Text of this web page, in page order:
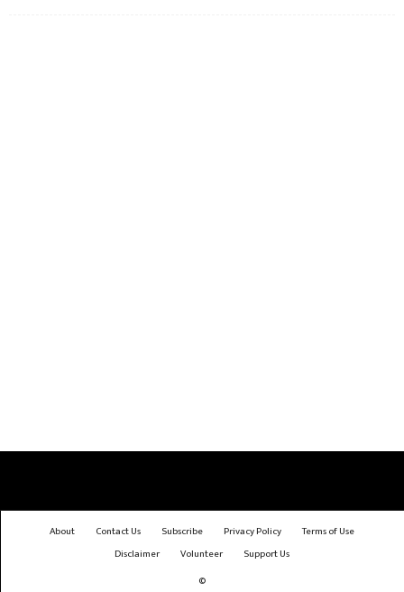
About Contact Us Subscribe Privacy Policy
Terms of Use
Disclaimer
Volunteer
Support Us
©